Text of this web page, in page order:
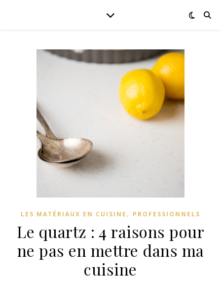
LES MATÉRIAUX EN CUISINE , PROFESSIONNELS
Le quartz : 4 raisons pour
ne pas en mettre dans ma
cuisine